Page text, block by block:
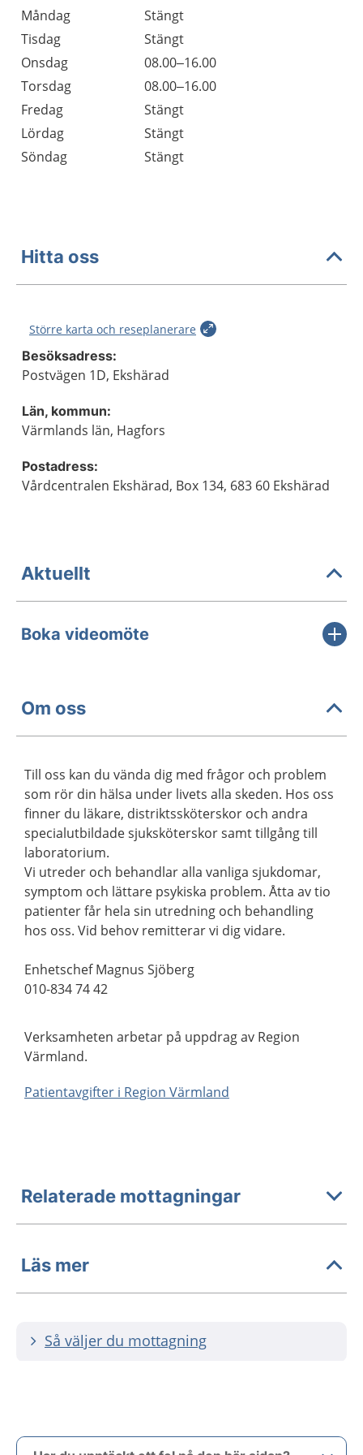
Dag
Öppettider
Kommentarer
Måndag
Stängt
Tisdag
Stängt
Onsdag
08.00–16.00
Torsdag
08.00–16.00
Fredag
Stängt
Lördag
Stängt
Söndag
Stängt
Hitta oss
Större karta och reseplanerare
Besöksadress:
Postvägen 1D, Ekshärad
Län, kommun:
Värmlands län, Hagfors
Postadress:
Vårdcentralen Ekshärad, Box 134, 683 60 Ekshärad
Aktuellt
Boka videomöte
Om oss
Till oss kan du vända dig med frågor och problem
som rör din hälsa under livets alla skeden. Hos oss
finner du läkare, distriktssköterskor och andra
specialutbildade sjuksköterskor samt tillgång till
laboratorium.
Vi utreder och behandlar alla vanliga sjukdomar,
symptom och lättare psykiska problem. Åtta av tio
patienter får hela sin utredning och behandling
hos oss. Vid behov remitterar vi dig vidare.
Enhetschef Magnus Sjöberg
010-834 74 42
Verksamheten arbetar på uppdrag av Region
Värmland.
Patientavgifter i Region Värmland
Relaterade mottagningar
Läs mer
Så väljer du mottagning